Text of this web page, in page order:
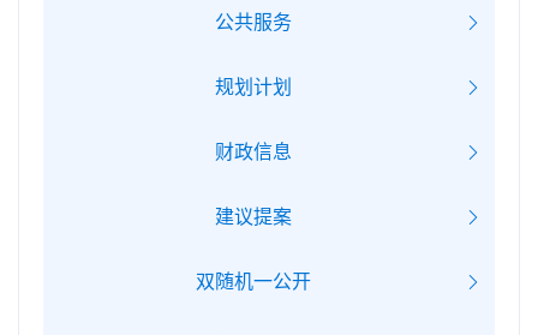
公共服务
规划计划
财政信息
建议提案
双随机一公开